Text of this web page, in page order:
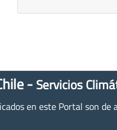
- Servicios
en este Portal son